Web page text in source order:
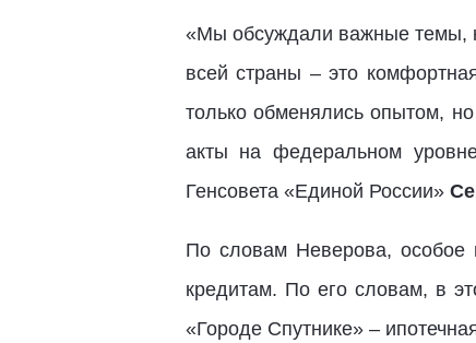
«Мы обсуждали важные темы,
всей страны – это
только обменялись опытом,
акты на федеральном
Генсовета «Единой России»
По словам Неверова, особое
кредитам. По его словам, в
«Городе Спутнике» –